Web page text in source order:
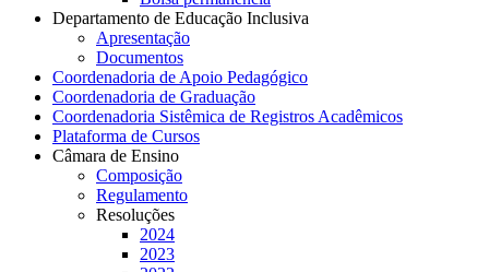
Departamento de Educação Inclusiva
Apresentação
Documentos
Coordenadoria de Apoio Pedagógico
Coordenadoria de Graduação
Coordenadoria Sistêmica de Registros Acadêmicos
Plataforma de Cursos
Câmara de Ensino
Composição
Regulamento
Resoluções
2024
2023